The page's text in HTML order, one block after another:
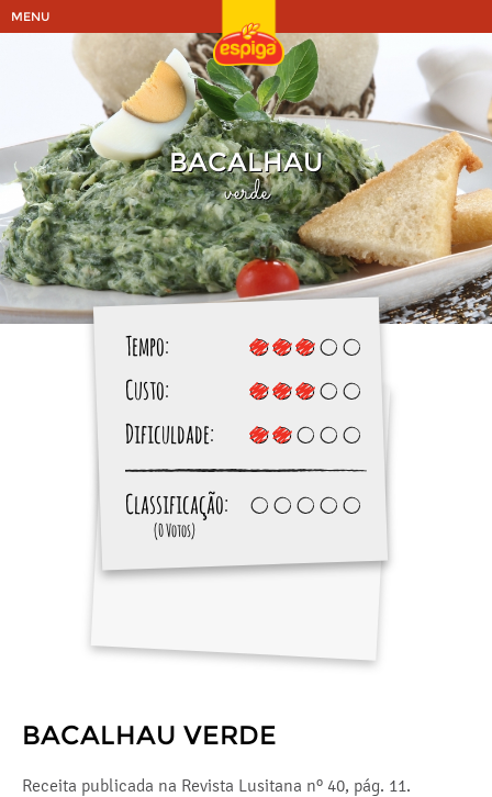
MENU
BACALHAU
verde
Tempo:
Custo:
Dificuldade:
Classificação:
(0 Votos)
BACALHAU VERDE
Receita publicada na Revista Lusitana nº 40, pág. 11.